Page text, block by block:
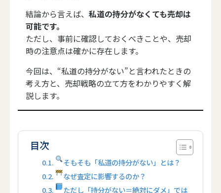
結論から言えば、 私道の持分がなくても売却は
可能です。
ただし、事前に確認しておくべきことや、売却
時の注意点は確かに存在します。
今回は、“私道の持分がない”と言われたときの
考え方と、売却戦略の立て方をわかりやすく解
説します。
目次
そもそも「私道の持分がない」とは？
なぜ査定に影響するのか？
ただし「持分がない＝絶対にダメ」では